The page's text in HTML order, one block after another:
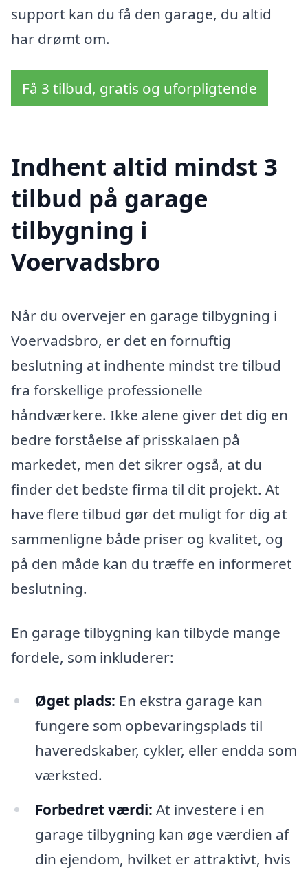
support kan du få den garage, du altid
har drømt om.
Få 3 tilbud, gratis og uforpligtende
Indhent altid mindst 3
tilbud på garage
tilbygning i
Voervadsbro
Når du overvejer en garage tilbygning i
Voervadsbro, er det en fornuftig
beslutning at indhente mindst tre tilbud
fra forskellige professionelle
håndværkere. Ikke alene giver det dig en
bedre forståelse af prisskalaen på
markedet, men det sikrer også, at du
finder det bedste firma til dit projekt. At
have flere tilbud gør det muligt for dig at
sammenligne både priser og kvalitet, og
på den måde kan du træffe en informeret
beslutning.
En garage tilbygning kan tilbyde mange
fordele, som inkluderer:
Øget plads: En ekstra garage kan
fungere som opbevaringsplads til
haveredskaber, cykler, eller endda som
værksted.
Forbedret værdi: At investere i en
garage tilbygning kan øge værdien af
din ejendom, hvilket er attraktivt, hvis